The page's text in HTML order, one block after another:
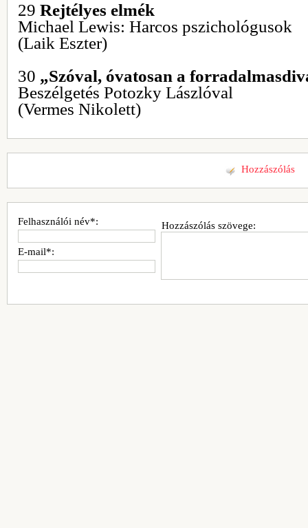
29 Rejtélyes elmék
Michael Lewis: Harcos pszichológusok
(Laik Eszter)
30 „Szóval, óvatosan a
Beszélgetés Potozky Lászlóval
(Vermes Nikolett)
Hozzászólás
Hozzászólás szövege:
Felhasználói név*:
E-mail*: